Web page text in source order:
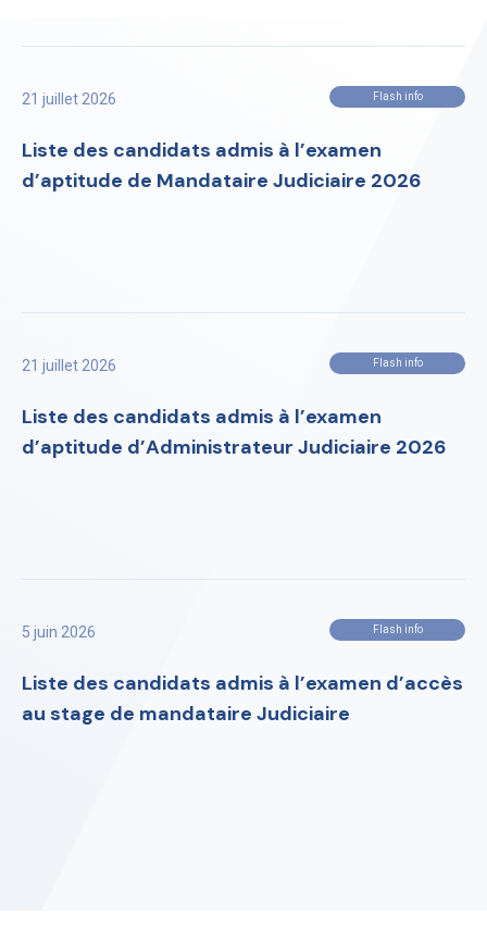
21 juillet 2026 Flash info
Liste des candidats admis à l’examen
d’aptitude de Mandataire Judiciaire 2026
21 juillet 2026 Flash info
Liste des candidats admis à l’examen
d’aptitude d’Administrateur Judiciaire 2026
5 juin 2026 Flash info
Liste des candidats admis à l’examen d’accès
au stage de mandataire Judiciaire